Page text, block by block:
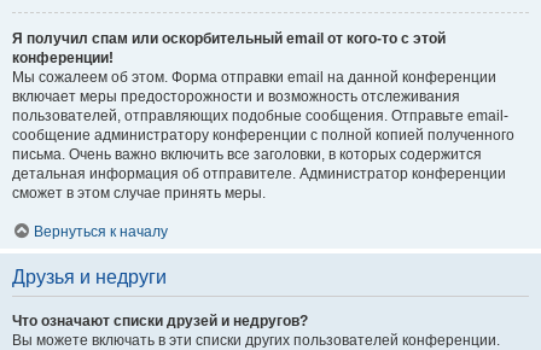
Я получил спам или оскорбительный email от кого-то с этой
конференции!
Мы сожалеем об этом. Форма отправки email на данной конференции
включает меры предосторожности и возможность отслеживания
пользователей, отправляющих подобные сообщения. Отправьте email-
сообщение администратору конференции с полной копией полученного
письма. Очень важно включить все заголовки, в которых содержится
детальная информация об отправителе. Администратор конференции
сможет в этом случае принять меры.
Вернуться к началу
Друзья и недруги
Что означают списки друзей и недругов?
Вы можете включать в эти списки других пользователей конференции.